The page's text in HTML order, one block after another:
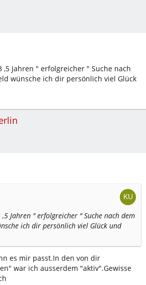
,5 Jahren " erfolgreicher " Suche nach
wünsche ich dir persönlich viel Glück
Jahren " erfolgreicher " Suche nach dem
ich dir persönlich viel Glück und
es mir passt.In den von dir
war ich ausserdem "aktiv".Gewisse